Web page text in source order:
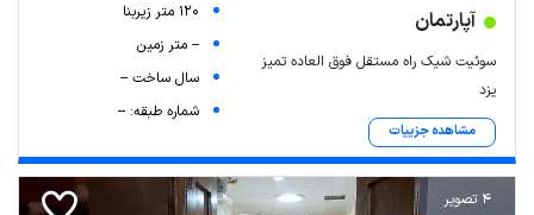
آپارتمان
سوئیت شیک راه مستقل فوق العاده تمیز
یزد
مشاهده جزییات
120 متر زیربنا
-- متر زمین
سال ساخت --
شماره طبقه: --
4 تصویر